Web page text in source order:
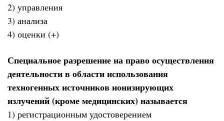
2) управления
3) анализа
4) оценки (+)
Специальное разрешение на право осуществления
деятельности в области использования
техногенных источников ионизирующих
излучений (кроме медицинских) называется
1) регистрационным удостоверением